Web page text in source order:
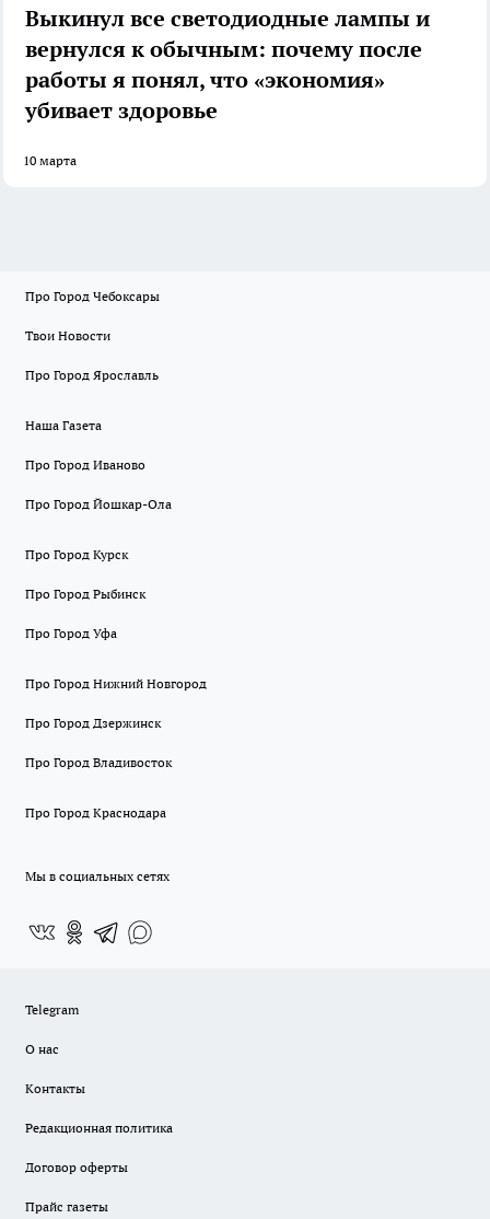
Выкинул все светодиодные лампы и
вернулся к обычным: почему после
работы я понял, что «экономия»
убивает здоровье
10 марта
Про Город Чебоксары
Твои Новости
Про Город Ярославль
Наша Газета
Про Город Иваново
Про Город Йошкар-Ола
Про Город Курск
Про Город Рыбинск
Про Город Уфа
Про Город Нижний Новгород
Про Город Дзержинск
Про Город Владивосток
Про Город Краснодара
Мы в социальных сетях
Telegram
О нас
Контакты
Редакционная политика
Договор оферты
Прайс газеты